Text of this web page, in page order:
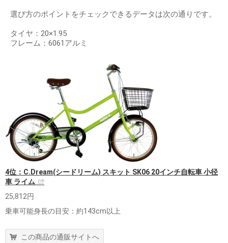
選び方のポイントをチェックできるデータは次の通りです。
タイヤ：20×1.95
フレーム：6061アルミ
4位：C.Dream(シードリーム) スキット SK06 20インチ自転車 小径
車 ライム
25,812円
乗車可能身長の目安：約143cm以上
この商品の通販サイトへ